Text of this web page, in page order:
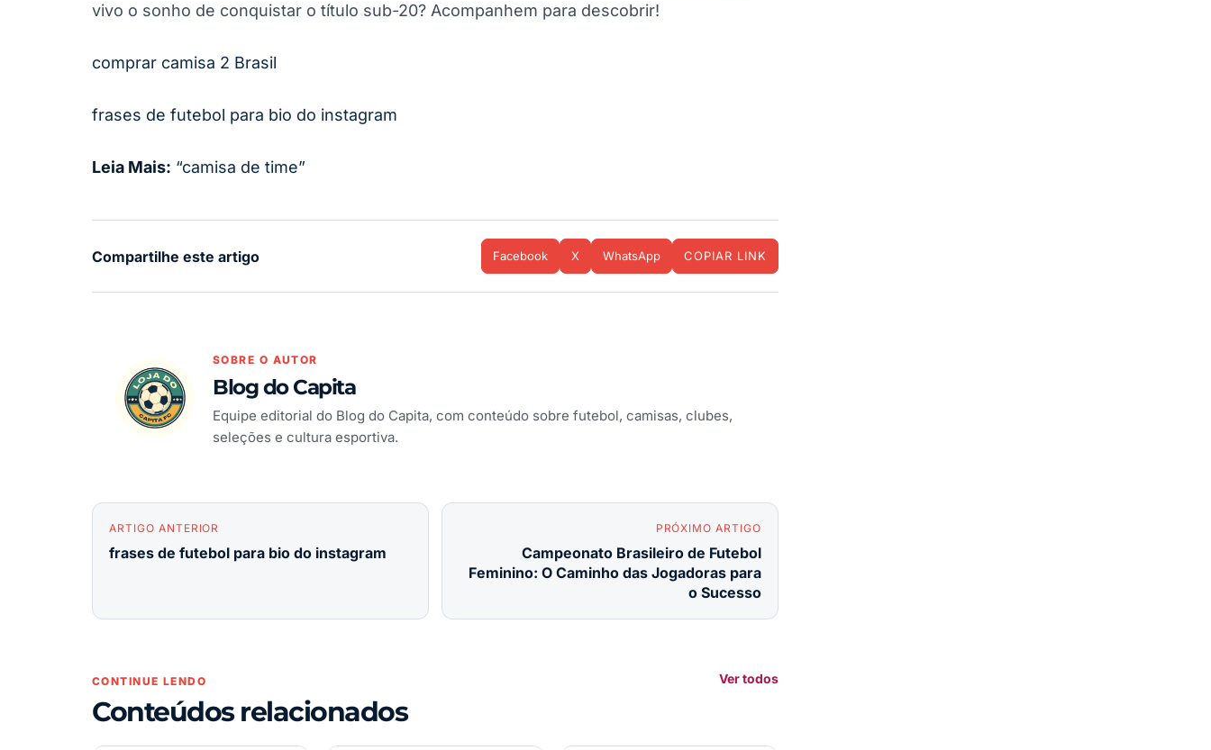
vivo o sonho de conquistar o título sub-20? Acompanhem para descobrir!
comprar camisa 2 Brasil
frases de futebol para bio do instagram
Leia Mais: “camisa de time”
Compartilhe este artigo Facebook X WhatsApp COPIAR LINK
SOBRE O AUTOR
Blog do Capita
Equipe editorial do Blog do Capita, com conteúdo sobre futebol, camisas, clubes,
seleções e cultura esportiva.
ARTIGO ANTERIOR
frases de futebol para bio do instagram
PRÓXIMO ARTIGO
Campeonato Brasileiro de Futebol
Feminino: O Caminho das Jogadoras para
o Sucesso
CONTINUE LENDO
Conteúdos relacionados
Ver todos